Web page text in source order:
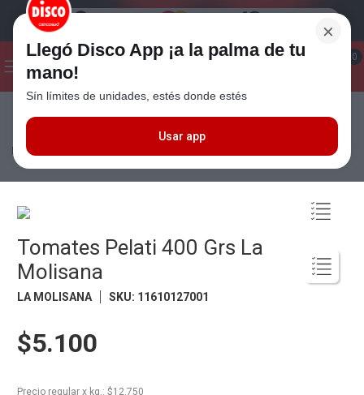
¡Hola! ¿Qué estas buscando? 0
Seleccioná el método de entrega
×
Llegó Disco App ¡a la palma de tu
mano!
Sín límites de unidades, estés donde estés
Usar app
Pastas Secas y Salsas Salsas
Molisana
Tomates Pelati 400 Grs La
Molisana
LA MOLISANA SKU: 11610127001
$5.100
Precio regular x kg. : $12.750
4.
.
Carne
6.
Yerba
7.
Queso
8.
Fideos
10. Nestle Classic